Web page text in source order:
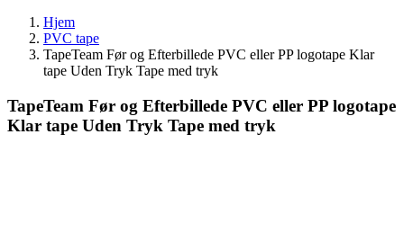
Hjem
PVC tape
TapeTeam Før og Efterbillede PVC eller PP logotape Klar
tape Uden Tryk Tape med tryk
TapeTeam Før og Efterbillede PVC eller PP logotape
Klar tape Uden Tryk Tape med tryk